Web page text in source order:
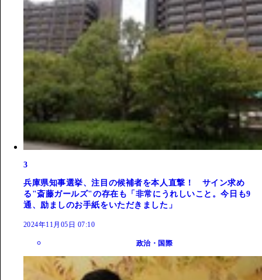
3
兵庫県知事選挙、注目の候補者を本人直撃！ サイン求め
る"斎藤ガールズ"の存在も「非常にうれしいこと。今日も9
通、励ましのお手紙をいただきました」
2024年11月05日 07:10
政治・国際